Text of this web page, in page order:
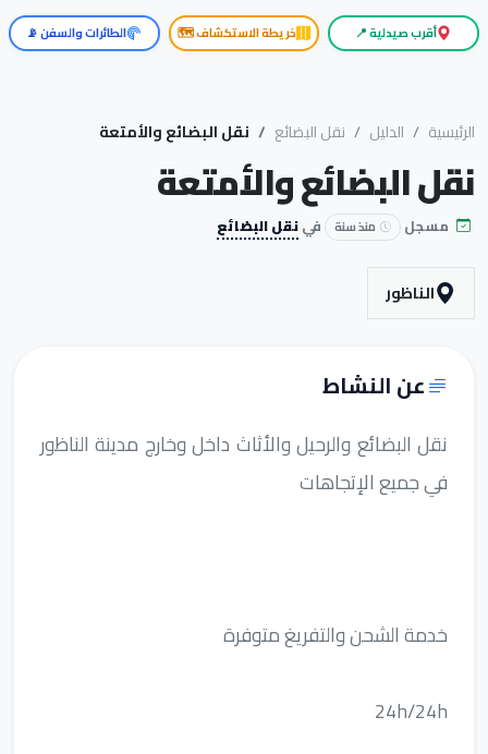
أقرب صيدلية 📍 خريطة الاستكشاف 🗺️ الطائرات والسفن 📡
الرئيسية الدليل نقل البضائع نقل البضائع والأمتعة
نقل البضائع والأمتعة
مسجل منذ سنة فينقل البضائع
الناظور
عن النشاط
نقل البضائع والرحيل والأثاث داخل وخارج مدينة الناظور
في جميع الإتجاهات
خدمة الشحن والتفريغ متوفرة
24h/24h